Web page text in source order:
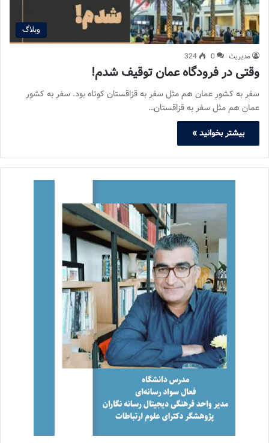
وبلاگ
مدیریت 0
324
وقتی در فرودگاه عمان توقیف شدم!
سفر به کشور عمان هم مثل سفر به قزاقستان کوتاه بود. سفر به کشور
عمان هم مثل سفر به قزاقستان…
بیشتر بخوانید »